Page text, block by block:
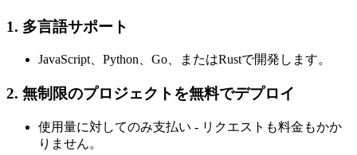
1. 多言語サポート
JavaScript、Python、Go、またはRustで開発します。
2. 無制限のプロジェクトを無料でデプロイ
使用量に対してのみ支払い - リクエストも料金もかか
りません。